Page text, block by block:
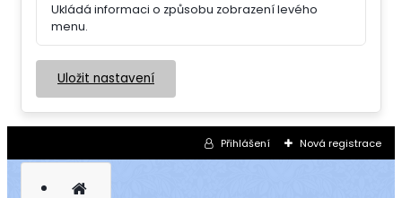
Ukládá informaci o způsobu zobrazení levého
menu.
Uložit nastavení
Přihlášení Nová registrace